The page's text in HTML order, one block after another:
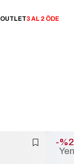
OUTLET3 AL 2 ÖDE